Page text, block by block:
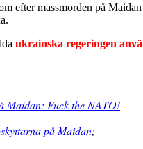
efter massmorden på
ukrainska regeringen
Maidan: Fuck the NATO!
på Maidan;